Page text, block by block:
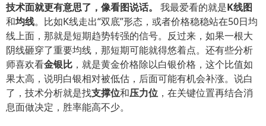
技术面就更有意思了，像看图说话。 我最爱看的就是K线图
和均线。比如K线走出“双底”形态，或者价格稳稳站在50日均
线上面，那就是短期趋势转强的信号。反过来，如果一根大
阴线砸穿了重要均线，那短期可能就得悠着点。还有些分析
师喜欢看金银比 ，就是黄金价格除以白银价格，这个比值如
果太高，说明白银相对被低估，后面可能有机会补涨。说白
了，技术分析就是找支撑位和压力位 ，在关键位置再结合消
息面做决定，胜率能高不少。